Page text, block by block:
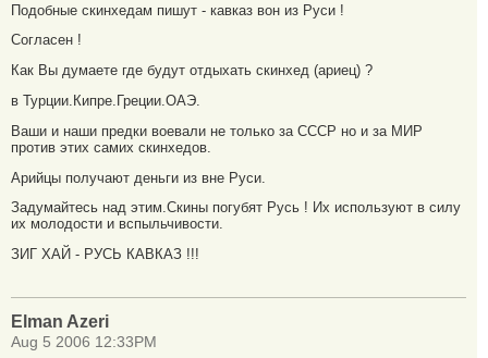
Подобные скинхедам пишут - кавказ вон из Руси !
Согласен !
Как Вы думаете где будут отдыхать скинхед (ариец) ?
в Турции.Кипре.Греции.ОАЭ.
Ваши и наши предки воевали не только за СССР но и за МИР
против этих самих скинхедов.
Арийцы получают деньги из вне Руси.
Задумайтесь над этим.Скины погубят Русь ! Их используют в силу
их молодости и вспыльчивости.
ЗИГ ХАЙ - РУСЬ КАВКАЗ !!!
Elman Azeri
Aug 5 2006 12:33PM